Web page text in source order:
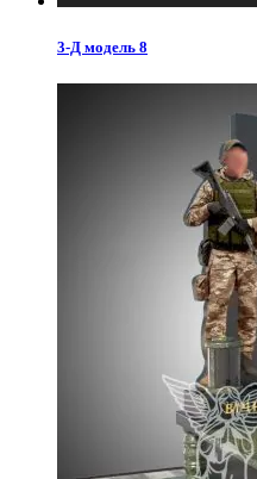
3-Д модель 8